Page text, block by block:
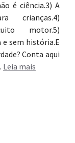
é ciência.3) A
crianças.4)
motor.5)
sem história.E
Conta aqui
Leia mais